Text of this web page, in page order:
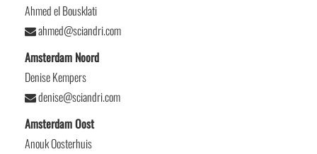
Ahmed el Bousklati
ahmed@sciandri.com
Amsterdam Noord
Denise Kempers
denise@sciandri.com
Amsterdam Oost
Anouk Oosterhuis